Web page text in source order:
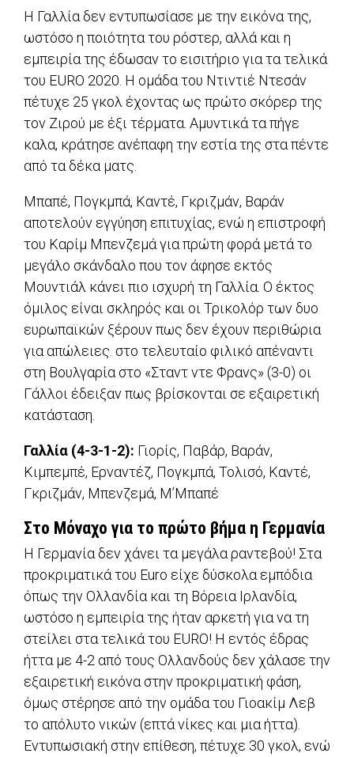
Η Γαλλία δεν εντυπωσίασε με την εικόνα της,
ωστόσο η ποιότητα του ρόστερ, αλλά και η
εμπειρία της έδωσαν το εισιτήριο για τα τελικά
του EURO 2020. Η ομάδα του Ντιντιέ Ντεσάν
πέτυχε 25 γκολ έχοντας ως πρώτο σκόρερ της
τον Ζιρού με έξι τέρματα. Αμυντικά τα πήγε
καλα, κράτησε ανέπαφη την εστία της στα πέντε
από τα δέκα ματς.
Μπαπέ, Πογκμπά, Καντέ, Γκριζμάν, Βαράν
αποτελούν εγγύηση επιτυχίας, ενώ η επιστροφή
του Καρίμ Μπενζεμά για πρώτη φορά μετά το
μεγάλο σκάνδαλο που τον άφησε εκτός
Μουντιάλ κάνει πιο ισχυρή τη Γαλλία. Ο έκτος
όμιλος είναι σκληρός και οι Τρικολόρ των δυο
ευρωπαϊκών ξέρουν πως δεν έχουν περιθώρια
για απώλειες. στο τελευταίο φιλικό απέναντι
στη Βουλγαρία στο «Σταντ ντε Φρανς» (3-0) oι
Γάλλοι έδειξαν πως βρίσκονται σε εξαιρετική
κατάσταση.
Γαλλία (4-3-1-2): Γιορίς, Παβάρ, Βαράν,
Κιμπεμπέ, Ερναντέζ, Πογκμπά, Τολισό, Καντέ,
Γκριζμάν, Μπενζεμά, Μ’Μπαπέ
Στο Μόναχο για το πρώτο βήμα η Γερμανία
Η Γερμανία δεν χάνει τα μεγάλα ραντεβού! Στα
προκριματικά του Εuro είχε δύσκολα εμπόδια
όπως την Ολλανδία και τη Βόρεια Ιρλανδία,
ωστόσο η εμπειρία της ήταν αρκετή για να τη
στείλει στα τελικά του EURO! Η εντός έδρας
ήττα με 4-2 από τους Ολλανδούς δεν χάλασε την
εξαιρετική εικόνα στην προκριματική φάση,
όμως στέρησε από την ομάδα του Γιοακίμ Λεβ
το απόλυτο νικών (επτά νίκες και μια ήττα).
Εντυπωσιακή στην επίθεση, πέτυχε 30 γκολ, ενώ